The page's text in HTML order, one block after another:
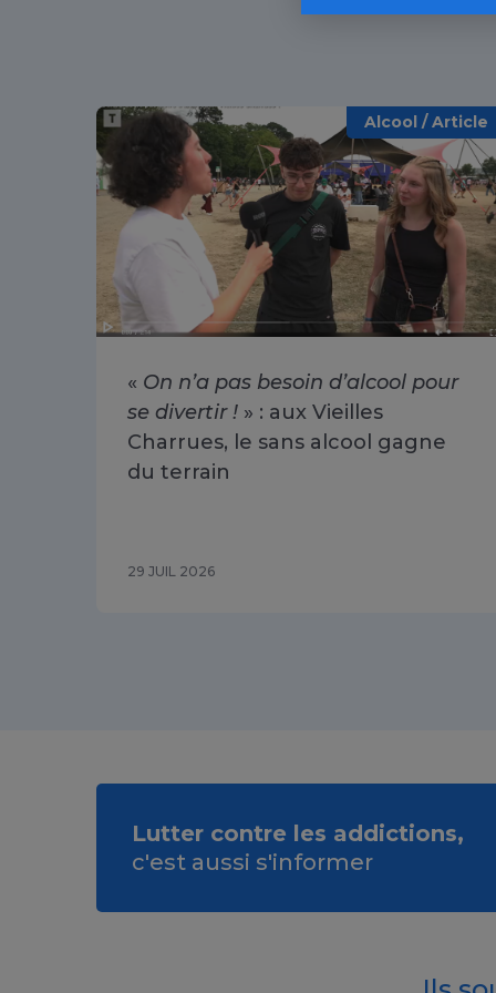
Alcool / Article
« On n’a pas besoin d’alcool pour
se divertir ! » : aux Vieilles
Charrues, le sans alcool gagne
du terrain
29 JUIL 2026
Lutter contre les addictions,
c'est aussi s'informer